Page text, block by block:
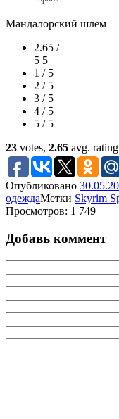
Мандалорский шлем
2.65 /
5 5
1 / 5
2 / 5
3 / 5
4 / 5
5 / 5
23 votes, 2.65 avg.
Опубликовано
одеждаМетки Skyrim
Просмотров: 1 749
Добавь коммент